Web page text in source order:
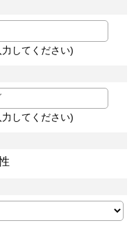
してください)
してください)